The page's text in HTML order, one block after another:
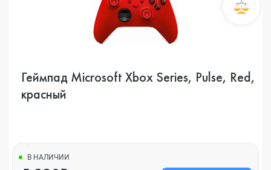
Геймпад Microsoft Xbox Series, Pulse, Red,
красный
В НАЛИЧИИ